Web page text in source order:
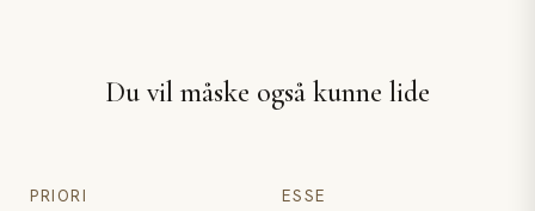
Du vil måske også kunne lide
PRIORI ESSE